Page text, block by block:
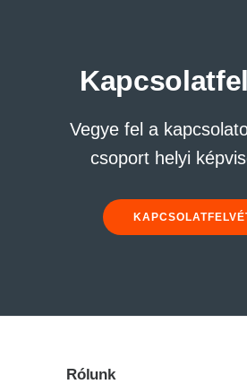
Vegye fel a
csoport helyi
Rólunk